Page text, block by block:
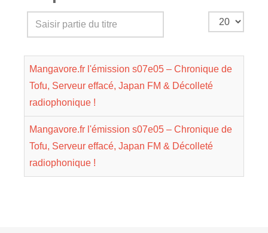
Saisir
partie
titre
Affichage
Mangavore.fr l'émission s07e05 – Chronique de
Tofu, Serveur effacé, Japan FM & Décolleté
radiophonique !
Mangavore.fr l'émission s07e05 – Chronique de
Tofu, Serveur effacé, Japan FM & Décolleté
radiophonique !